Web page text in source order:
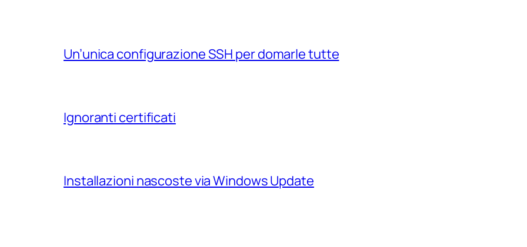
Un’unica configurazione SSH per domarle tutte
Ignoranti certificati
Installazioni nascoste via Windows Update